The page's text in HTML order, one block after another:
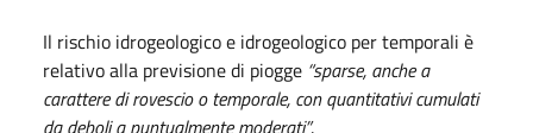
Il rischio idrogeologico e idrogeologico per temporali è
relativo alla previsione di piogge “sparse, anche a
carattere di rovescio o temporale, con quantitativi cumulati
da deboli a puntualmente moderati”.